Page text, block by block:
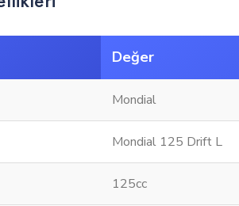
Değer
Mondial
Mondial 125 Drift L
125cc